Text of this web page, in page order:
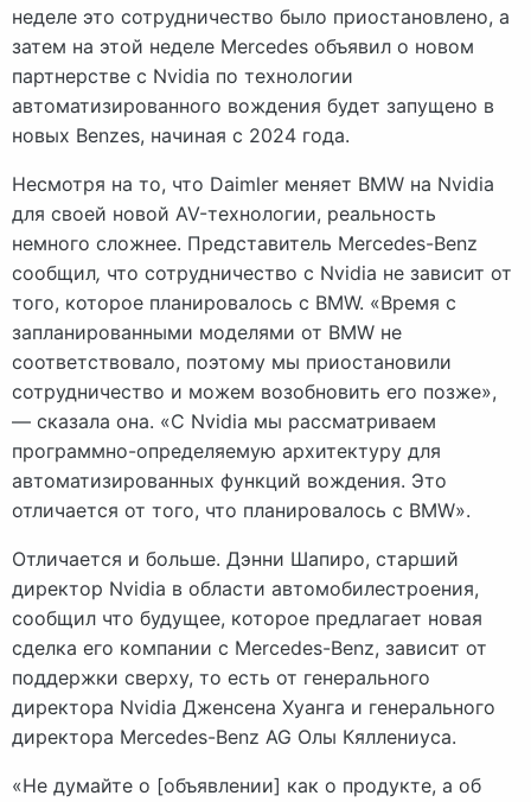
неделе это сотрудничество было приостановлено, а
затем на этой неделе Mercedes объявил о новом
партнерстве с Nvidia по технологии
автоматизированного вождения будет запущено в
новых Benzes, начиная с 2024 года.
Несмотря на то, что Daimler меняет BMW на Nvidia
для своей новой AV-технологии, реальность
немного сложнее. Представитель Mercedes-Benz
сообщил, что сотрудничество с Nvidia не зависит от
того, которое планировалось с BMW. «Время с
запланированными моделями от BMW не
соответствовало, поэтому мы приостановили
сотрудничество и можем возобновить его позже»,
— сказала она. «С Nvidia мы рассматриваем
программно-определяемую архитектуру для
автоматизированных функций вождения. Это
отличается от того, что планировалось с BMW».
Отличается и больше. Дэнни Шапиро, старший
директор Nvidia в области автомобилестроения,
сообщил что будущее, которое предлагает новая
сделка его компании с Mercedes-Benz, зависит от
поддержки сверху, то есть от генерального
директора Nvidia Дженсена Хуанга и генерального
директора Mercedes-Benz AG Олы Кяллениуса.
«Не думайте о [объявлении] как о продукте, а об